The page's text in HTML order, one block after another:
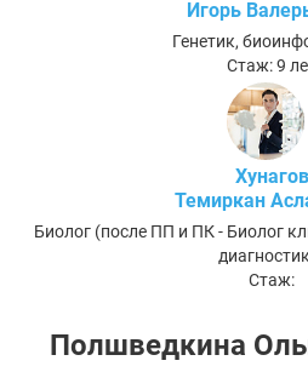
Игорь
Генетик,
Стаж: 9
Хунагов
Темиркан
Биолог (после ПП и ПК - Биолог
Стаж:
Полшведкина